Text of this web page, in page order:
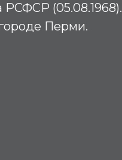
РСФСР (05.08.1968).
Перми.